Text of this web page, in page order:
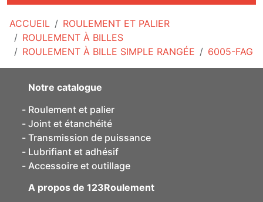
ACCUEIL
ROULEMENT ET PALIER
ROULEMENT À BILLES
ROULEMENT À BILLE SIMPLE RANGÉE
6005-FAG
Notre catalogue
Roulement et palier
Joint et étanchéité
Transmission de puissance
Lubrifiant et adhésif
Accessoire et outillage
A propos de 123Roulement